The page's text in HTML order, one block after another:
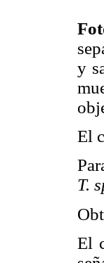
y
El
T.
El